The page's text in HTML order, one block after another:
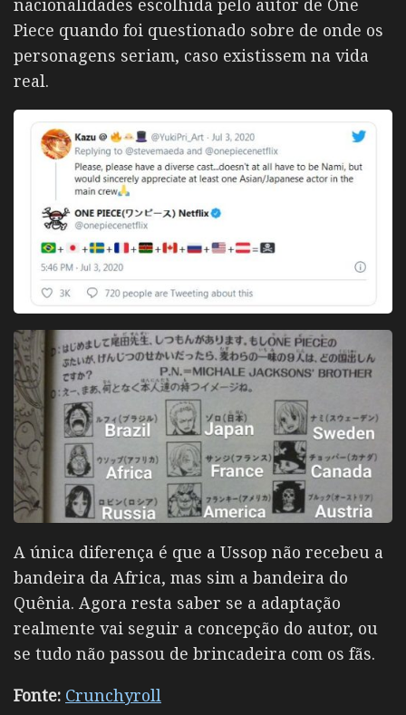
nacionalidades escolhida pelo autor de One
Piece quando foi questionado sobre de onde os
personagens seriam, caso existissem na vida
real.
A única diferença é que a Ussop não recebeu a
bandeira da Africa, mas sim a bandeira do
Quênia. Agora resta saber se a adaptação
realmente vai seguir a concepção do autor, ou
se tudo não passou de brincadeira com os fãs.
Fonte: Crunchyroll